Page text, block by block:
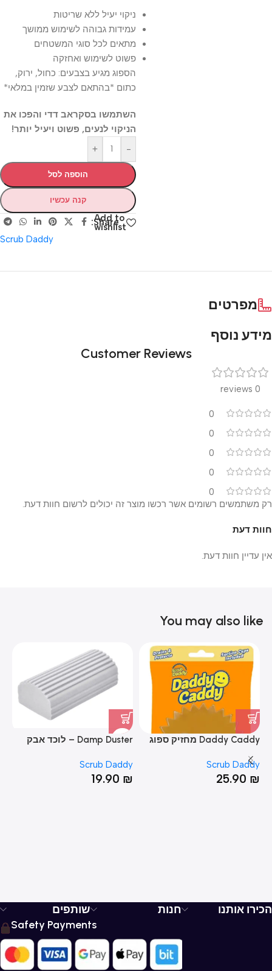
ניקוי יעיל ללא שריטות
עמידות גבוהה לשימוש ממושך
מתאים לכל סוגי המשטחים
פשוט לשימוש ואחזקה
הספוג מגיע בצבעים: כחול, ירוק,
כתום *בהתאם לצבע שזמין במלאי*
השתמשו בסקראב דדי והפכו את
הניקוי לנעים, פשוט ויעיל יותר!
-
+
הוספה לסל
קנה עכשיו
Add to
wishlist
Share:
Scrub Daddy
מפרטים
מידע נוסף
Customer Reviews
0 reviews
0
0
0
0
0
חוות דעת
אין עדיין חוות דעת.
רק משתמשים רשומים אשר רכשו מוצר זה יכולים לרשום חוות דעת.
You may also like
Daddy Caddy מחזיק ספוג
Scrub Daddy
25.90 ₪
Damp Duster – לוכד אבק
Scrub Daddy
19.90 ₪
הכירו אותנו חנות
שותפים
Safety Payments